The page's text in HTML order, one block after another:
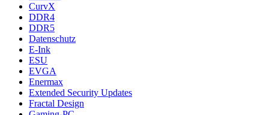
CurvX
DDR4
DDR5
Datenschutz
E-Ink
ESU
EVGA
Enermax
Extended Security Updates
Fractal Design